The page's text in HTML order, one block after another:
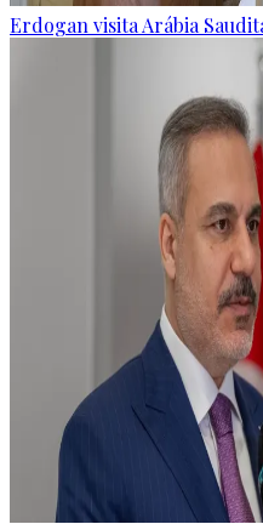
Erdogan visita Arábia